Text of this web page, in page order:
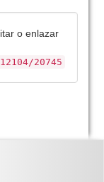
o enlazar
20745